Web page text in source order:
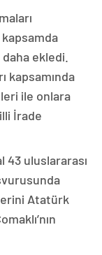
ekledi.
kapsamında
ile onlara
İrade
43 uluslararası
Atatürk